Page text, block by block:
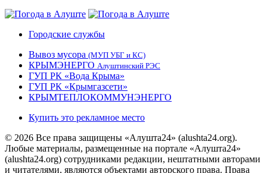
Городские службы
Вывоз мусора (МУП УБГ и КС)
КРЫМЭНЕРГО Алуштинский РЭС
ГУП РК «Вода Крыма»
ГУП РК «Крымгазсети»
КРЫМТЕПЛОКОММУНЭНЕРГО
Купить это рекламное место
© 2026 Все права защищены «Алушта24» (alushta24.org).
Любые материалы, размещенные на портале «Алушта24»
(alushta24.org) сотрудниками редакции, нештатными авторами
и читателями, являются объектами авторского права. Права